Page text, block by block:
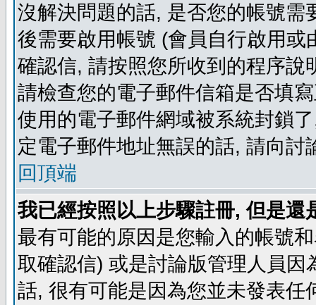
沒解決問題的話, 是否您的帳號
後需要啟用帳號 (會員自行啟用
確認信, 請按照您所收到的程序
請檢查您的電子郵件信箱是否填
使用的電子郵件網域被系統封鎖
定電子郵件地址無誤的話, 請向
回頂端
我已經按照以上步驟註冊, 但是還
最有可能的原因是您輸入的帳號
取確認信) 或是討論版管理人員
話, 很有可能是因為您並未發表